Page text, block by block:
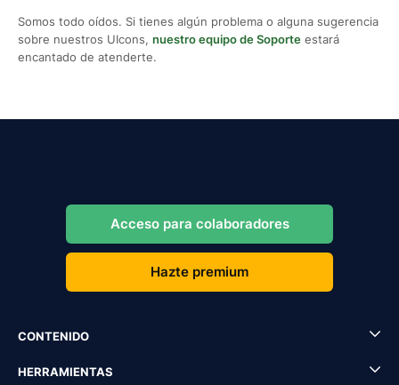
Somos todo oídos. Si tienes algún problema o alguna sugerencia
sobre nuestros UIcons, nuestro equipo de Soporte estará
encantado de atenderte.
Acceso para colaboradores
Hazte premium
CONTENIDO
HERRAMIENTAS